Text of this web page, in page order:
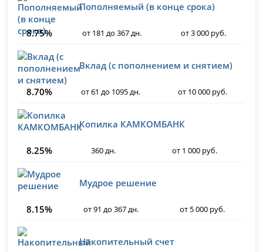
Пополняемый (в конце срока)
8.75% от 181 до 367 дн. от 3 000 руб.
Вклад (с пополнением и снятием)
8.70% от 61 до 1095 дн. от 10 000 руб.
Копилка КАМКОМБАНК
8.25% 360 дн. от 1 000 руб.
Мудрое решение
8.15% от 91 до 367 дн. от 5 000 руб.
Накопительный счет